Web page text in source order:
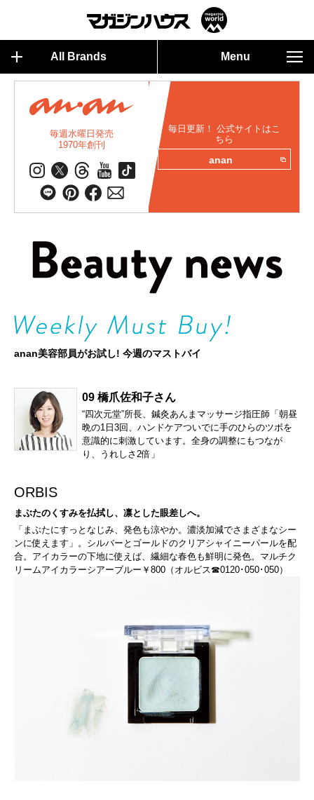
All Brands Menu
毎週水曜日発売
1970年創刊
毎日更新！ 公式サイトはこ
ちら
anan
anan美容部員がお試し! 今週のマストバイ
09 橋爪佐和子さん
“四次元堂”所長、鍼灸あんまマッサージ指圧師「朝昼
晩の1日3回、ハンドケアついでに手のひらのツボを
意識的に刺激しています。全身の調整にもつなが
り、うれしさ2倍」
ORBIS
まぶたのくすみを払拭し、凛とした眼差しへ。
「まぶたにすっとなじみ、発色も涼やか。濃淡加減でさまざまなシー
ンに使えます」。シルバーとゴールドのクリアシャイニーパールを配
合。アイカラーの下地に使えば、繊細な春色も鮮明に発色。マルチク
リームアイカラーシアーブルー￥800（オルビス☎0120･050･050）